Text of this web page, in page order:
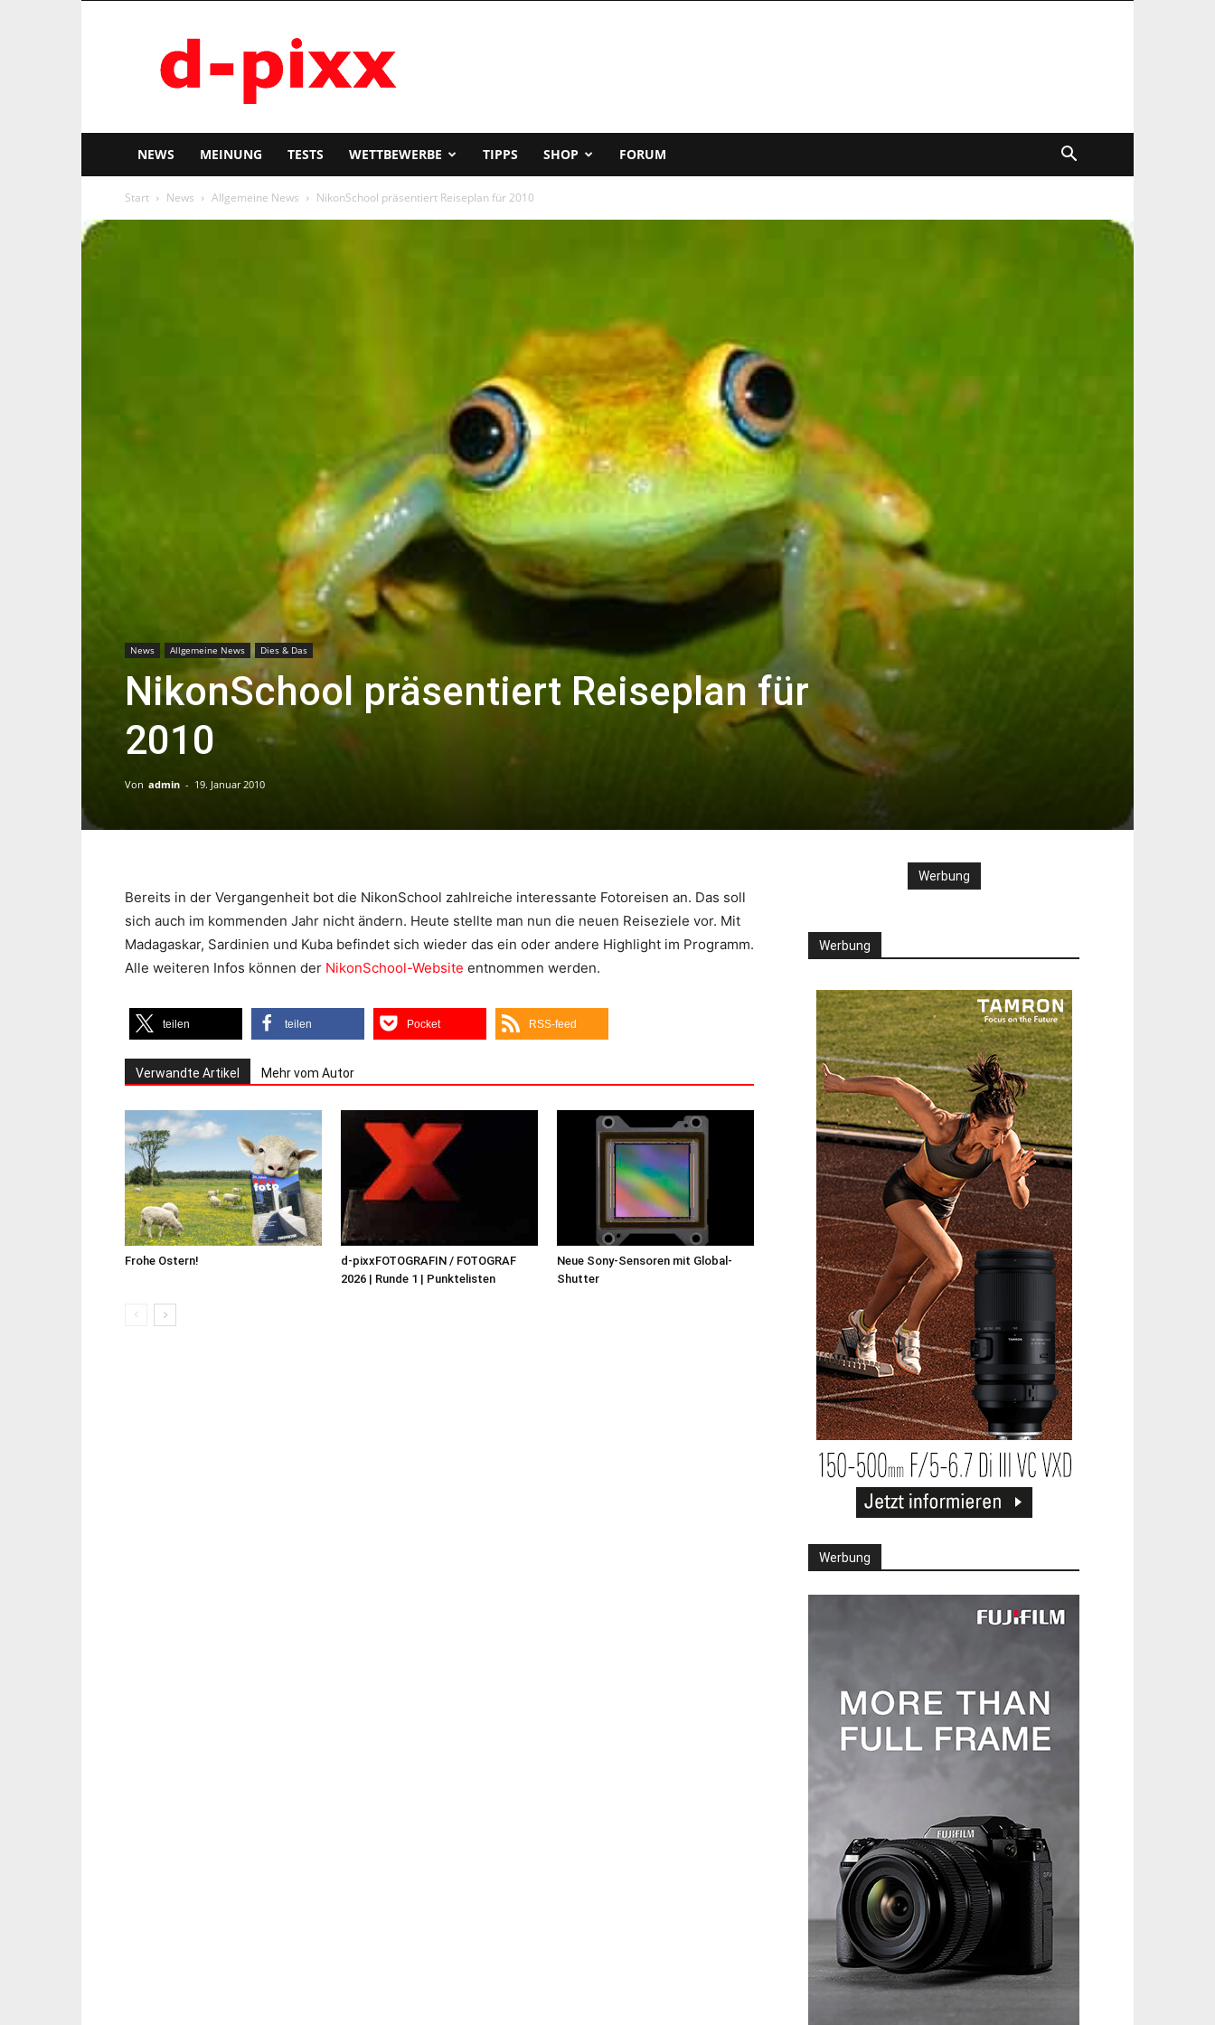
pixx
NEWS MEINUNG TESTS WETTBEWERBE TIPPS SHOP FORUM
Start News Allgemeine News NikonSchool präsentiert Reiseplan für 2010
News Allgemeine News Dies & Das
NikonSchool präsentiert Reiseplan für
2010
Von admin - 19. Januar 2010
Bereits in der Vergangenheit bot die NikonSchool zahlreiche interessante Fotoreisen an. Das soll
sich auch im kommenden Jahr nicht ändern. Heute stellte man nun die neuen Reiseziele vor. Mit
Madagaskar, Sardinien und Kuba befindet sich wieder das ein oder andere Highlight im Programm.
Alle weiteren Infos können der NikonSchool-Website entnommen werden.
teilen teilen Pocket RSS-feed
Verwandte Artikel Mehr vom Autor
Frohe Ostern!
d-pixxFOTOGRAFIN / FOTOGRAF
2026 | Runde 1 | Punktelisten
Neue Sony-Sensoren mit Global-
Shutter
Werbung
Werbung
Werbung